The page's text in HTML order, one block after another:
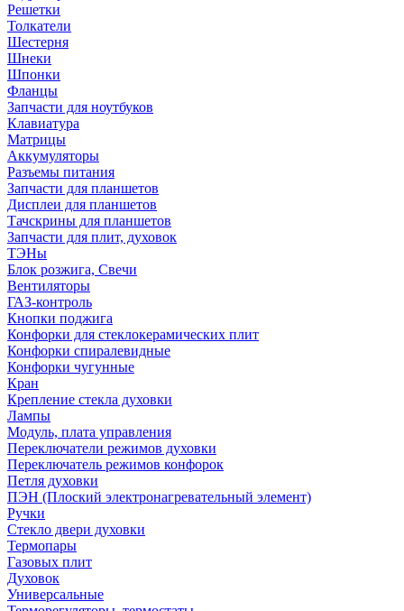
Решетки
Толкатели
Шестерня
Шнеки
Шпонки
Фланцы
Запчасти для ноутбуков
Клавиатура
Матрицы
Аккумуляторы
Разъемы питания
Запчасти для планшетов
Дисплеи для планшетов
Тачскрины для планшетов
Запчасти для плит, духовок
ТЭНы
Блок розжига, Свечи
Вентиляторы
ГАЗ-контроль
Кнопки поджига
Конфорки для стеклокерамических плит
Конфорки спиралевидные
Конфорки чугунные
Кран
Крепление стекла духовки
Лампы
Модуль, плата управления
Переключатели режимов духовки
Переключатель режимов конфорок
Петля духовки
ПЭН (Плоский электронагревательный элемент)
Ручки
Стекло двери духовки
Термопары
Газовых плит
Духовок
Универсальные